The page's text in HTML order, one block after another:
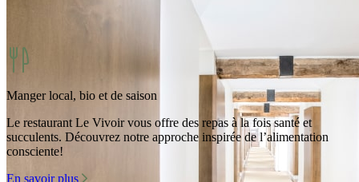
Manger local, bio et de saison
Le restaurant Le Vivoir vous offre des repas à la fois santé et
succulents. Découvrez notre approche inspirée de l’alimentation
consciente!
En savoir plus